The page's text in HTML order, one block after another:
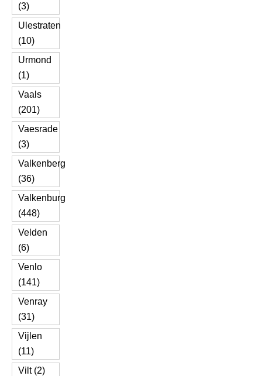
(3)
Ulestraten
(10)
Urmond
(1)
Vaals
(201)
Vaesrade
(3)
Valkenberg
(36)
Valkenburg
(448)
Velden
(6)
Venlo
(141)
Venray
(31)
Vijlen
(11)
Vilt (2)